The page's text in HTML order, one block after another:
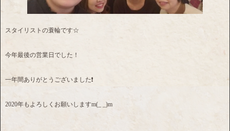
スタイリストの蓑輪です☆
今年最後の営業日でした！
一年間ありがとうございました❗
2020年もよろしくお願いしますm(_ _)m